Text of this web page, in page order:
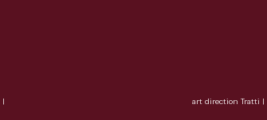
|
art direction Tratti |